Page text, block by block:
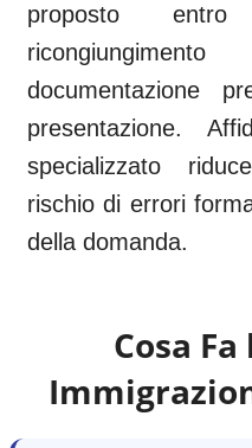
proposto
documentazione
presentazione.
specializzato
rischio di errori
della domanda.
Cosa